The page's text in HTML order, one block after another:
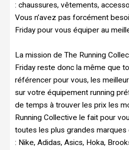
: chaussures, vêtements,
Vous n’avez pas forcément
Friday pour vous équiper au
La mission de The Running
Friday reste donc la même que
référencer pour vous, les
sur votre équipement running
de temps à trouver les prix les
Running Collective le fait pour
toutes les plus grandes
: Nike, Adidas, Asics, Hoka,